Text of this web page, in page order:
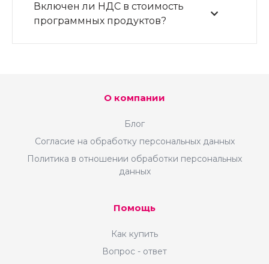
Включен ли НДС в стоимость
программных продуктов?
О компании
Блог
Согласие на обработку персональных данных
Политика в отношении обработки персональных
данных
Помощь
Как купить
Вопрос - ответ